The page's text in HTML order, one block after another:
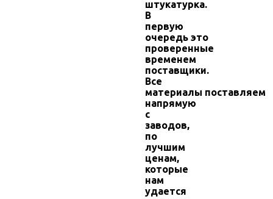
штукатурка.
В
первую
очередь это
проверенные
временем
поставщики.
Все
материалы поставляем
напрямую
с
заводов,
по
лучшим
ценам,
которые
нам
удается